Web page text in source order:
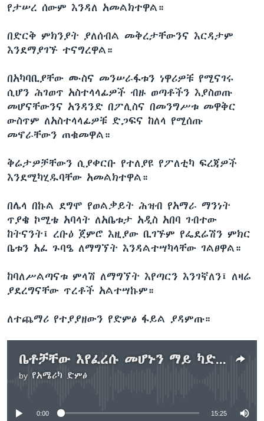
የታሠረ ሰውም እንዳለ አመልክተዋል።
በድርቅ ምክንያት ያለሰብል መቅረታቸውንና እርዳታም
እንደማያገኙ ተናግረዋል።
በአካባቢያቸው ሙስና መንሠራፋቱን ነዋሪዎቹ የሚናገሩ
ሲሆን ሕገወጥ አስተላላፊዎች ብዙ ወጣቶችን እያስወጡ
መሆናቸውንና አንዳንድ በፖሊስና በመንግሥቱ መዋቅር
ውስጥም ለአስተላላፊዎቹ ድጋፍና ከለላ የሚሰጡ
መኖራቸውን ጠቁመዋል።
ቅሬታዎቻቸውን ሲያቀርቡ የተለያዩ የፖለቲካ ፍረጃዎች
እንደሚካሂዱባቸው አመልክተዋል።
በሌላ በኩል ደግሞ የወልቃይት ሕዝብ የአማራ ማንነት
ጥያቄ ኮሚቴ አባላት ለአቤቱታ አዲስ አበባ ገብተው
ከትናንት፤ ረቡዕ ጀምሮ እዚያው ቢገኙም የፌደሬሽን ምክር
ቤቱን አፈ ጉባዔ ለማግኘት እንዳልተሣካላቸው ገልፀዋል።
ከባለሥልጣናቱ ምላሽ ለማግኘት እየጣርን እንገኛለን፤ ለዛሬ
ያደረግናቸው ጥረቶች አልተሣኩም።
ለተጨማሪ የተያያዘውን የድምፅ ፋይል ያዳምጡ።
ቤቶቻቸው እየፈረሱ መሆኑን ማይ ካድራ የሚኖሩ ተናገሩ
by የአሜሪካ ድምፅ
No media source currently available
0:00 15:25